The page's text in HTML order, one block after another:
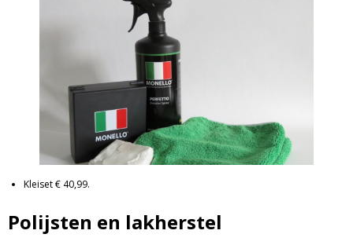
Kleiset € 40,99.
Polijsten en lakherstel